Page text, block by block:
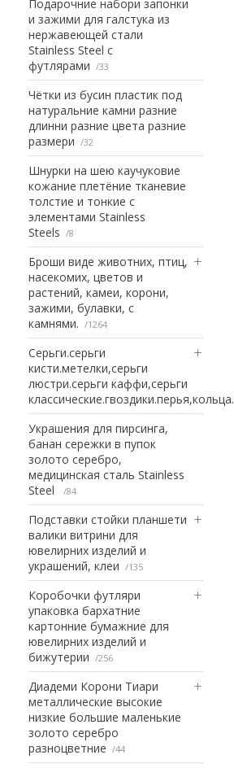
Подарочние набори запонки
и зажими для галстука из
нержавеющей стали
Stainless Steel с
футлярами
33
Чётки из бусин пластик под
натуральние камни разние
длинни разние цвета разние
размери
32
Шнурки на шею каучуковие
кожание плетёние тканевие
толстие и тонкие с
элементами Stainless
Steels
8
Броши виде животних, птиц,
насекомих, цветов и
растений, камеи, корони,
зажими, булавки, с
камнями.
1264
Серьги.серьги
кисти.метелки,серьги
люстри.серьги каффи,серьги
классические.гвоздики.перья,кольца.
Украшения для пирсинга,
банан сережки в пупок
золото серебро,
медицинская сталь Stainless
Steel
84
Подставки стойки планшети
валики витрини для
ювелирних изделий и
украшений, клеи
135
Коробочки футляри
упаковка бархатние
картонние бумажние для
ювелирних изделий и
бижутерии
256
Диадеми Корони Тиари
металлические высокие
низкие большие маленькие
золото серебро
разноцветние
44